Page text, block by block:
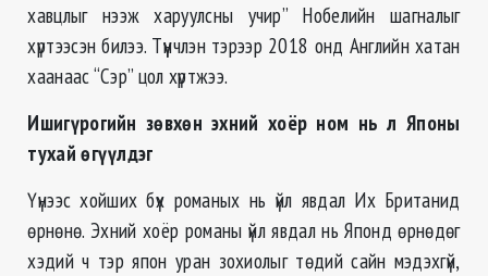
хавцлыг нээж харуулсны учир” Нобелийн шагналыг
хүртээсэн билээ. Түүнчлэн тэрээр 2018 онд Английн хатан
хаанаас “Сэр” цол хүртжээ.
Ишигүрогийн зөвхөн эхний хоёр ном нь л Японы
тухай өгүүлдэг
Үүнээс хойших бүх романых нь үйл явдал Их Британид
өрнөнө. Эхний хоёр романы үйл явдал нь Японд өрнөдөг
хэдий ч тэр япон уран зохиолыг төдий сайн мэдэхгүй,